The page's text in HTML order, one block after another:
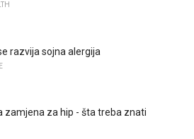
razvija sojna alergija
zamjena za hip - šta treba znati